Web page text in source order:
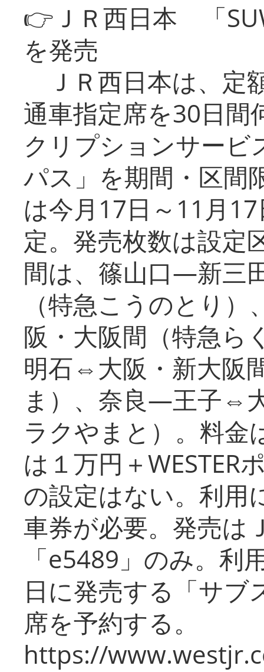
👉ＪＲ西日本 「
を発売
ＪＲ西日本は、定
通車指定席を30日間
クリプションサービ
パス」を期間・区間
は今月17日～11月
定。発売枚数は設定
間は、篠山口―新三
（特急こうのとり
阪・大阪間（特急
明石⇔大阪・新大阪
ま）、奈良―王子⇔
ラクやまと）。料金
は１万円＋WESTER
の設定はない。利用
車券が必要。発売は
「e5489」のみ。利
日に発売する「サブ
席を予約する。
https://